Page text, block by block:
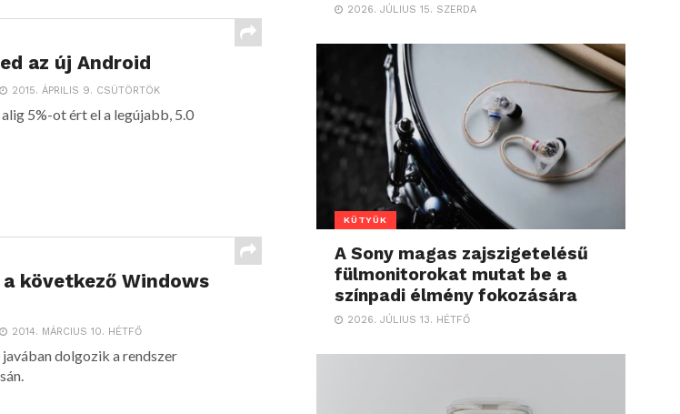
az új Android
2015. ÁPRILIS 9. CSÜTÖRTÖK
5%-ot ért el a legújabb, 5.0
következő Windows
2014. MÁRCIUS 10. HÉTFŐ
dolgozik a rendszer
2026. JÚLIUS 15. SZERDA
KÜTYÜK
A Sony magas zajszigetelésű
fülmonitorokat mutat be a
színpadi élmény fokozására
2026. JÚLIUS 13. HÉTFŐ